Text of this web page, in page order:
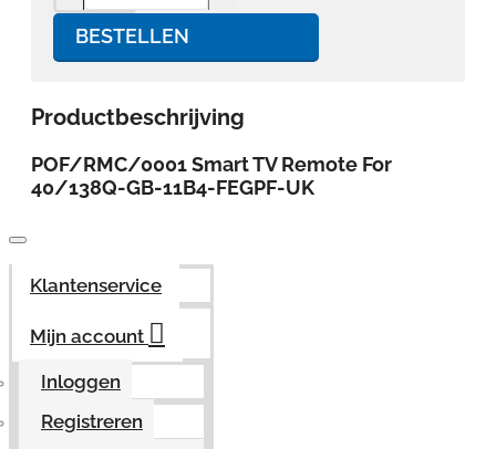
BESTELLEN
Productbeschrijving
POF/RMC/0001 Smart TV Remote For
40/138Q-GB-11B4-FEGPF-UK
Klantenservice
Mijn account
Inloggen
Registreren